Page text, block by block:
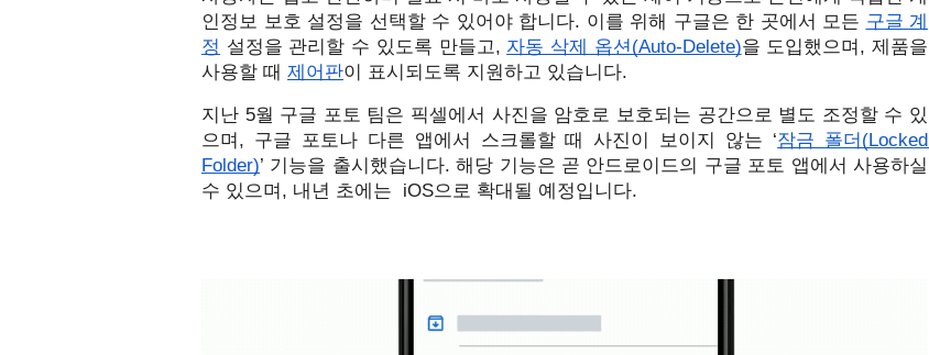
인정보 보호 설정을 선택할 수 있어야 합니다. 이를 위해 구글은 한 곳에서 모든 구글 계
정 설정을 관리할 수 있도록 만들고, 자동 삭제 옵션(Auto-Delete)을 도입했으며, 제품을
사용할 때 제어판이 표시되도록 지원하고 있습니다.
지난 5월 구글 포토 팀은 픽셀에서 사진을 암호로 보호되는 공간으로 별도 조정할 수 있
으며, 구글 포토나 다른 앱에서 스크롤할 때 사진이 보이지 않는 ‘잠금 폴더(Locked
Folder)’ 기능을 출시했습니다. 해당 기능은 곧 안드로이드의 구글 포토 앱에서 사용하실
수 있으며, 내년 초에는  iOS으로 확대될 예정입니다.